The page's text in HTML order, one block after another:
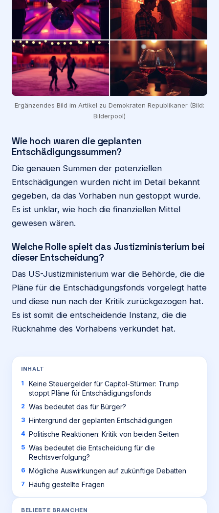
Ergänzendes Bild im Artikel zu Demokraten Republikaner (Bild:
Bilderpool)
Wie hoch waren die geplanten
Entschädigungssummen?
Die genauen Summen der potenziellen
Entschädigungen wurden nicht im Detail bekannt
gegeben, da das Vorhaben nun gestoppt wurde.
Es ist unklar, wie hoch die finanziellen Mittel
gewesen wären.
Welche Rolle spielt das Justizministerium bei
dieser Entscheidung?
Das US-Justizministerium war die Behörde, die die
Pläne für die Entschädigungsfonds vorgelegt hatte
und diese nun nach der Kritik zurückgezogen hat.
Es ist somit die entscheidende Instanz, die die
Rücknahme des Vorhabens verkündet hat.
INHALT
Keine Steuergelder für Capitol-Stürmer: Trump
stoppt Pläne für Entschädigungsfonds
Was bedeutet das für Bürger?
Hintergrund der geplanten Entschädigungen
Politische Reaktionen: Kritik von beiden Seiten
Was bedeutet die Entscheidung für die
Rechtsverfolgung?
Mögliche Auswirkungen auf zukünftige Debatten
Häufig gestellte Fragen
BELIEBTE BRANCHEN